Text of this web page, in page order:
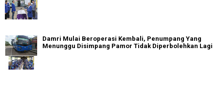
Damri Mulai Beroperasi Kembali, Penumpang Yang
Menunggu Disimpang Pamor Tidak Diperbolehkan Lagi